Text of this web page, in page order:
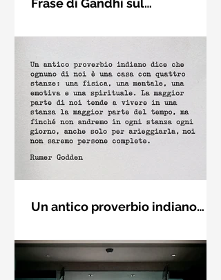
Frase di Gandhi sul
Un antico proverbio indiano
con la macchina per scrivere
ognuno di noi è una casa con quattro
stanze: una fisica, una mentale, una